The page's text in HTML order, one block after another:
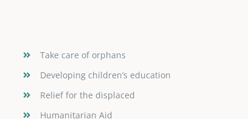
Take care of orphans
Developing children’s education
Relief for the displaced
Humanitarian Aid